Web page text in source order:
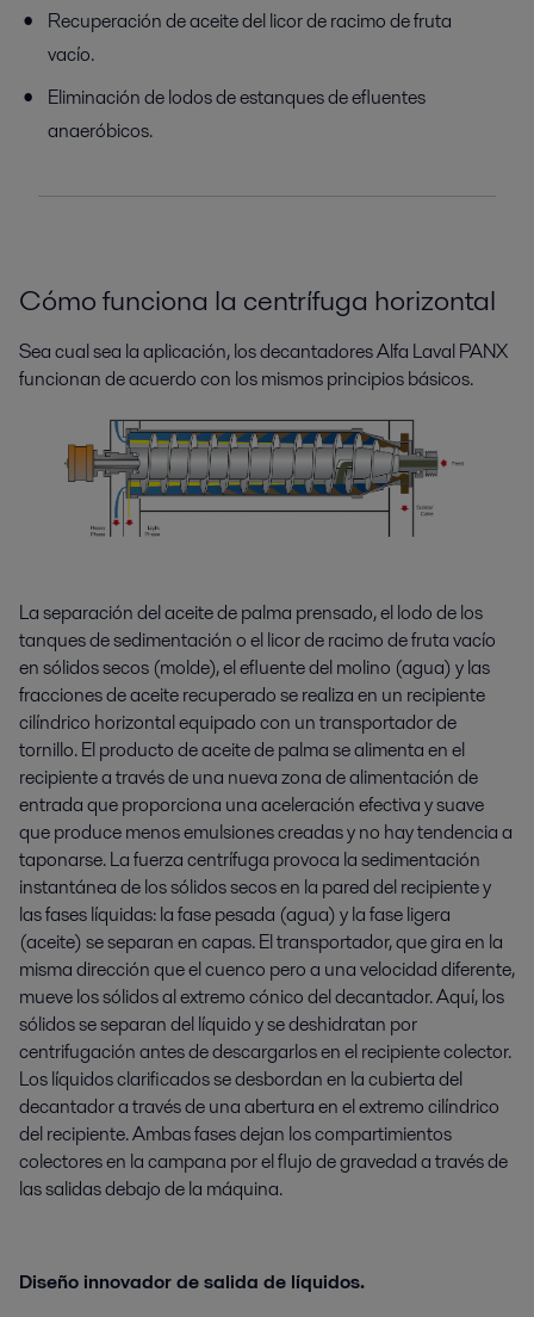
Recuperación de aceite del licor de racimo de fruta
vacío.
Eliminación de lodos de estanques de efluentes
anaeróbicos.
Cómo funciona la centrífuga horizontal
Sea cual sea la aplicación, los decantadores Alfa Laval PANX
funcionan de acuerdo con los mismos principios básicos.
La separación del aceite de palma prensado, el lodo de los
tanques de sedimentación o el licor de racimo de fruta vacío
en sólidos secos (molde), el efluente del molino (agua) y las
fracciones de aceite recuperado se realiza en un recipiente
cilíndrico horizontal equipado con un transportador de
tornillo. El producto de aceite de palma se alimenta en el
recipiente a través de una nueva zona de alimentación de
entrada que proporciona una aceleración efectiva y suave
que produce menos emulsiones creadas y no hay tendencia a
taponarse. La fuerza centrífuga provoca la sedimentación
instantánea de los sólidos secos en la pared del recipiente y
las fases líquidas: la fase pesada (agua) y la fase ligera
(aceite) se separan en capas. El transportador, que gira en la
misma dirección que el cuenco pero a una velocidad diferente,
mueve los sólidos al extremo cónico del decantador. Aquí, los
sólidos se separan del líquido y se deshidratan por
centrifugación antes de descargarlos en el recipiente colector.
Los líquidos clarificados se desbordan en la cubierta del
decantador a través de una abertura en el extremo cilíndrico
del recipiente. Ambas fases dejan los compartimientos
colectores en la campana por el flujo de gravedad a través de
las salidas debajo de la máquina.
Diseño innovador de salida de líquidos.